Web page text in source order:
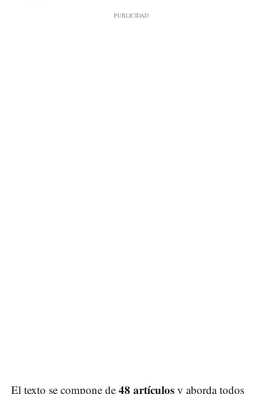
El texto se compone de 48 artículos y aborda todos